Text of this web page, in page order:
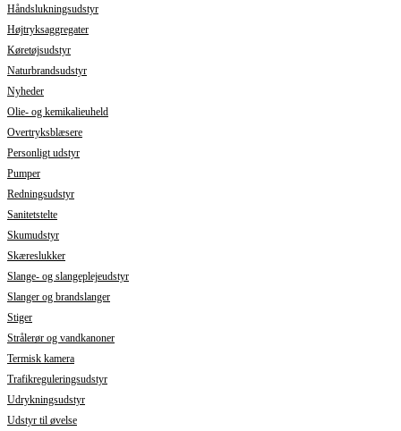
Håndslukningsudstyr
Højtryksaggregater
Køretøjsudstyr
Naturbrandsudstyr
Nyheder
Olie- og kemikalieuheld
Overtryksblæsere
Personligt udstyr
Pumper
Redningsudstyr
Sanitetstelte
Skumudstyr
Skæreslukker
Slange- og slangeplejeudstyr
Slanger og brandslanger
Stiger
Strålerør og vandkanoner
Termisk kamera
Trafikreguleringsudstyr
Udrykningsudstyr
Udstyr til øvelse